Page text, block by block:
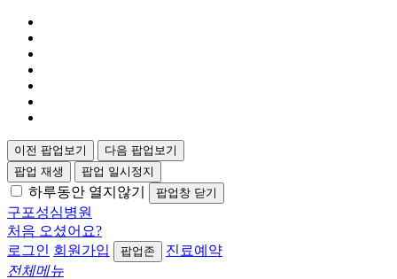
이전 팝업보기
다음 팝업보기
팝업 재생
팝업 일시정지
하루동안 열지않기 팝업창 닫기
구포성심병원
처음 오셨어요?
로그인 회원가입 팝업존
진료예약
전체메뉴